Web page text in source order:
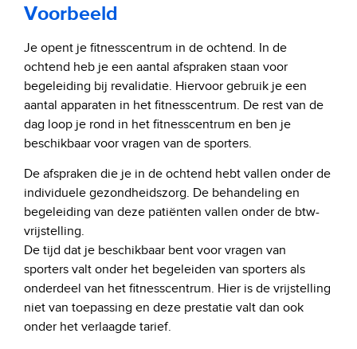
Voorbeeld
Je opent je fitnesscentrum in de ochtend. In de
ochtend heb je een aantal afspraken staan voor
begeleiding bij revalidatie. Hiervoor gebruik je een
aantal apparaten in het fitnesscentrum. De rest van de
dag loop je rond in het fitnesscentrum en ben je
beschikbaar voor vragen van de sporters.
De afspraken die je in de ochtend hebt vallen onder de
individuele gezondheidszorg. De behandeling en
begeleiding van deze patiënten vallen onder de btw-
vrijstelling.
De tijd dat je beschikbaar bent voor vragen van
sporters valt onder het begeleiden van sporters als
onderdeel van het fitnesscentrum. Hier is de vrijstelling
niet van toepassing en deze prestatie valt dan ook
onder het verlaagde tarief.